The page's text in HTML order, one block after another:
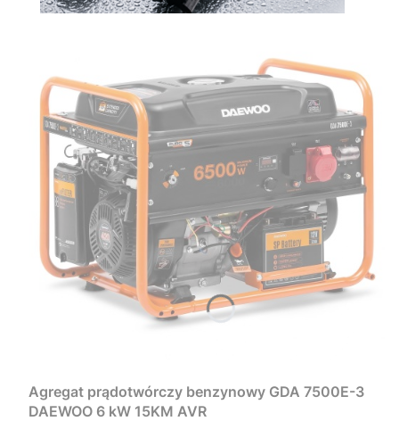
Agregat prądotwórczy benzynowy GDA 7500E-3
DAEWOO 6 kW 15KM AVR